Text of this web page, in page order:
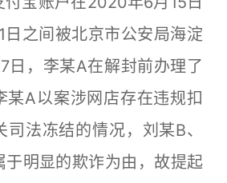
之间被北京市公安局海淀
日，李某A在解封前办理了
某A以案涉网店存在违规扣
法冻结的情况，刘某B、
于明显的欺诈为由，故提起